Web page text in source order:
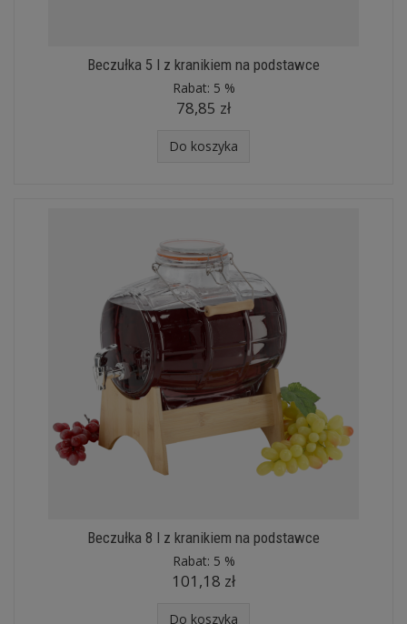
Beczułka 5 l z kranikiem na podstawce
Rabat: 5 %
78,85 zł
Do koszyka
Beczułka 8 l z kranikiem na podstawce
Rabat: 5 %
101,18 zł
Do koszyka